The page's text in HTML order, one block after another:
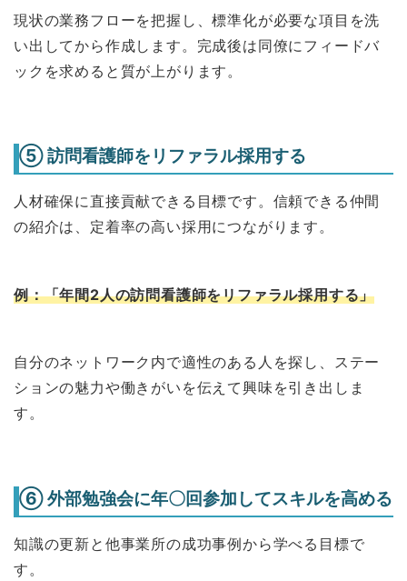
現状の業務フローを把握し、標準化が必要な項目を洗
い出してから作成します。完成後は同僚にフィードバ
ックを求めると質が上がります。
⑤ 訪問看護師をリファラル採用する
人材確保に直接貢献できる目標です。信頼できる仲間
の紹介は、定着率の高い採用につながります。
例：「年間2人の訪問看護師をリファラル採用する」
自分のネットワーク内で適性のある人を探し、ステー
ションの魅力や働きがいを伝えて興味を引き出しま
す。
⑥ 外部勉強会に年〇回参加してスキルを高める
知識の更新と他事業所の成功事例から学べる目標で
す。